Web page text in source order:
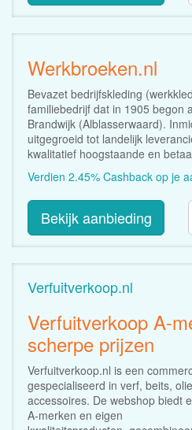
Werkbroeken.nl
Bevazet bedrijfskleding
familiebedrijf dat in 1905 begon
Brandwijk (Alblasserwaard).
uitgegroeid tot landelijk
kwalitatief hoogstaande en
Verdien 2.45% Cashback op je
Bekijk aanbieding
Verfuitverkoop.nl
Verfuitverkoop A-
scherpe prijzen
Verfuitverkoop.nl is een
gespecialiseerd in verf, beits,
accessoires. De webshop biedt
A-merken en eigen